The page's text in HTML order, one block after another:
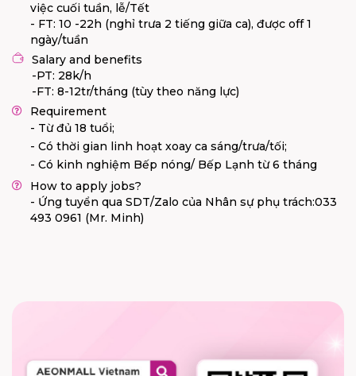
việc cuối tuần, lễ/Tết
- FT: 10 -22h (nghỉ trưa 2 tiếng giữa ca), được off 1
ngày/tuần
Salary and benefits
-PT: 28k/h
-FT: 8-12tr/tháng (tùy theo năng lực)
Requirement
- Từ đủ 18 tuổi;
- Có thời gian linh hoạt xoay ca sáng/trưa/tối;
- Có kinh nghiệm Bếp nóng/ Bếp Lạnh từ 6 tháng
How to apply jobs?
- Ứng tuyển qua SDT/Zalo của Nhân sự phụ trách:033
493 0961 (Mr. Minh)